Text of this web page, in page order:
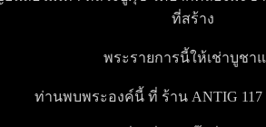
ที่สร้าง
พระรายการนี้ให้เช่าบูชา
ท่านพบพระองค์นี้ ที่ ร้าน ANTIG 117